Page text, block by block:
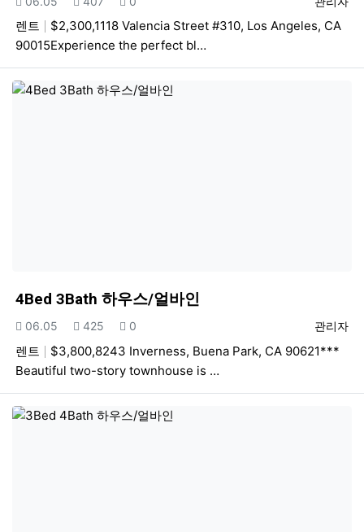
렌트
$2,300,1118 Valencia Street #310, Los Angeles, CA
90015Experience the perfect bl…
4Bed 3Bath 하우스/얼바인
등록자
관리자
등록일
06.05 조회
425 추천
0
렌트
$3,800,8243 Inverness, Buena Park, CA 90621***
Beautiful two-story townhouse is …